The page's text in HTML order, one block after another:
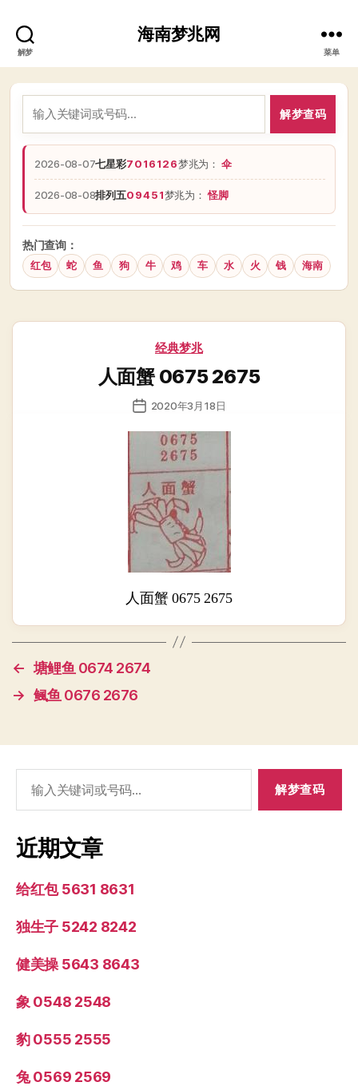
解梦
海南梦兆网
菜单
解梦查码
2026-08-07七星彩7016126梦兆为：伞
2026-08-08排列五09451梦兆为：怪脚
热门查询：
红包 蛇 鱼 狗 牛 鸡 车 水 火 钱 海南
分
经典梦兆
人面蟹 0675 2675
发
日
2020年3月18日
人面蟹 0675 2675
← 塘鲤鱼 0674 2674
→ 鲺鱼 0676 2676
索：
近期文章
给红包 5631 8631
独生子 5242 8242
健美操 5643 8643
象 0548 2548
豹 0555 2555
兔 0569 2569